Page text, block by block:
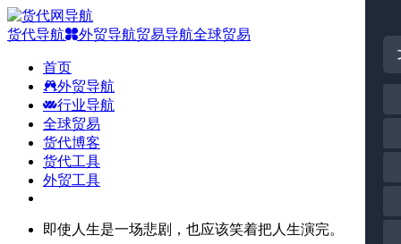
货代导航 外贸导航贸易导航全球贸易
首页
外贸导航
行业导航
全球贸易
货代博客
货代工具
外贸工具
即使人生是一场悲剧，也应该笑着把人生演完。